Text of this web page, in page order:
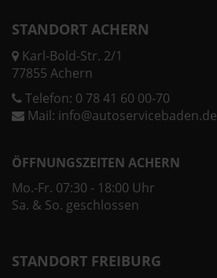
STANDORT ACHERN
Karl-Bold-Str. 2/1
77855 Achern
Telefon: 0 78 41 60 00-70
Mail: info@autoservicebaden.de
ÖFFNUNGSZEITEN ACHERN
Mo.-Fr. 07:30 - 18:00 Uhr
Sa. & So. geschlossen
STANDORT FREIBURG